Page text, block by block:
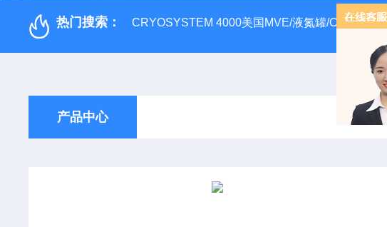
热门搜索： CRYOSYSTEM 4000美国MVE/液氮罐/
产品中心